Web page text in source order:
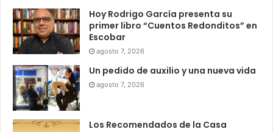
Hoy Rodrigo García presenta su
primer libro “Cuentos Redonditos” en
Escobar
agosto 7, 2026
Un pedido de auxilio y una nueva vida
agosto 7, 2026
Los Recomendados de la Casa